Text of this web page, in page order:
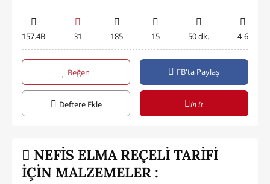
157.4B 31 185 15 50 dk. 4-6
Beğen FB'ta Paylaş
Deftere Ekle in it
NEFİS ELMA REÇELİ TARİFİ
İÇİN MALZEMELER :